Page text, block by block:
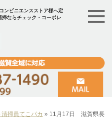
ンビニエンスストア様へ定
ならチェック・コーポレ
掃員てこパカ » 11月17日 滋賀県長